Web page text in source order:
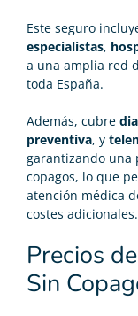
Este seguro
especialistas,
a una amplia red
toda España.
Además, cubre
preventiva, y
garantizando una
copagos, lo que
atención médica
costes adicionales.
Precios
Sin